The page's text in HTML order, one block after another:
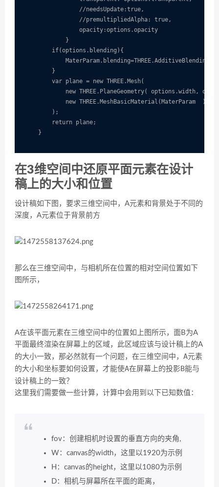
                //needsUpdate:true,
                //premultipliedAlpha: true,
                opacity:options.opacity
            }
        if(options.blending){
MaterParam.blending=THREE.AdditiveBlending//使
        }
        var plane = new THREE.Mesh(
new THREE.PlaneGeometry( options.width,
            new THREE.MeshBasicMaterial(MaterParam  )
        );
        return plane;
    }
在3维空间中还原平面元素在设计
稿上的大小和位置
设计稿如下图，要求三维空间中，A元素和背景处于不同的
深度，A元素位于背景前方
那么在三维空间中，与相机所在位置的相对空间位置如下
图所示，
A在该平面元素在三维空间中的位置如上图所示，面B为A
平面最终渲染在屏幕上的区域，此区域应该与设计稿上的A
的大小一致，那必然就有一个问题， 在三维空间中，A元素
的大小和坐标要如何设置，才能使A在屏幕上的投影B能与
设计稿上的一致？
这里我们需要做一些计算，计算中会用到以下已知数值：
fov：创建相机时设置的垂直方向的夹角,
W：canvas的width，这里以1920为示例
H：canvas的height，这里以1080为示例
D：相机与屏幕所在平面的距离，